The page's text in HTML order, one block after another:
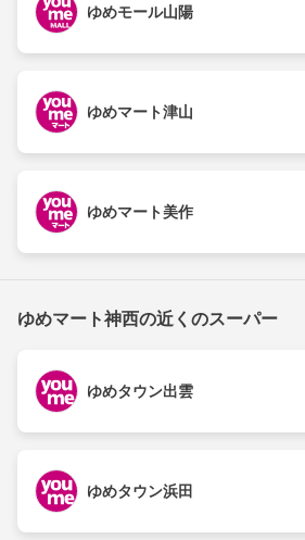
ゆめモール山陽
ゆめマート津山
ゆめマート美作
ゆめマート神西の近くのスーパー
ゆめタウン出雲
ゆめタウン浜田